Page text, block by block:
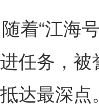
“江海号
任务，被
达最深